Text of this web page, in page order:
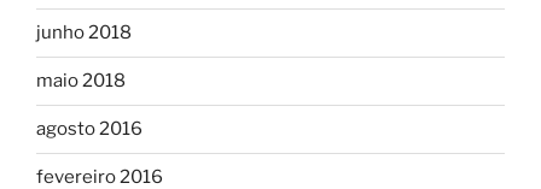
junho 2018
maio 2018
agosto 2016
fevereiro 2016